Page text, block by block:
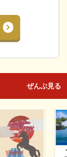
ぜんぶ見る